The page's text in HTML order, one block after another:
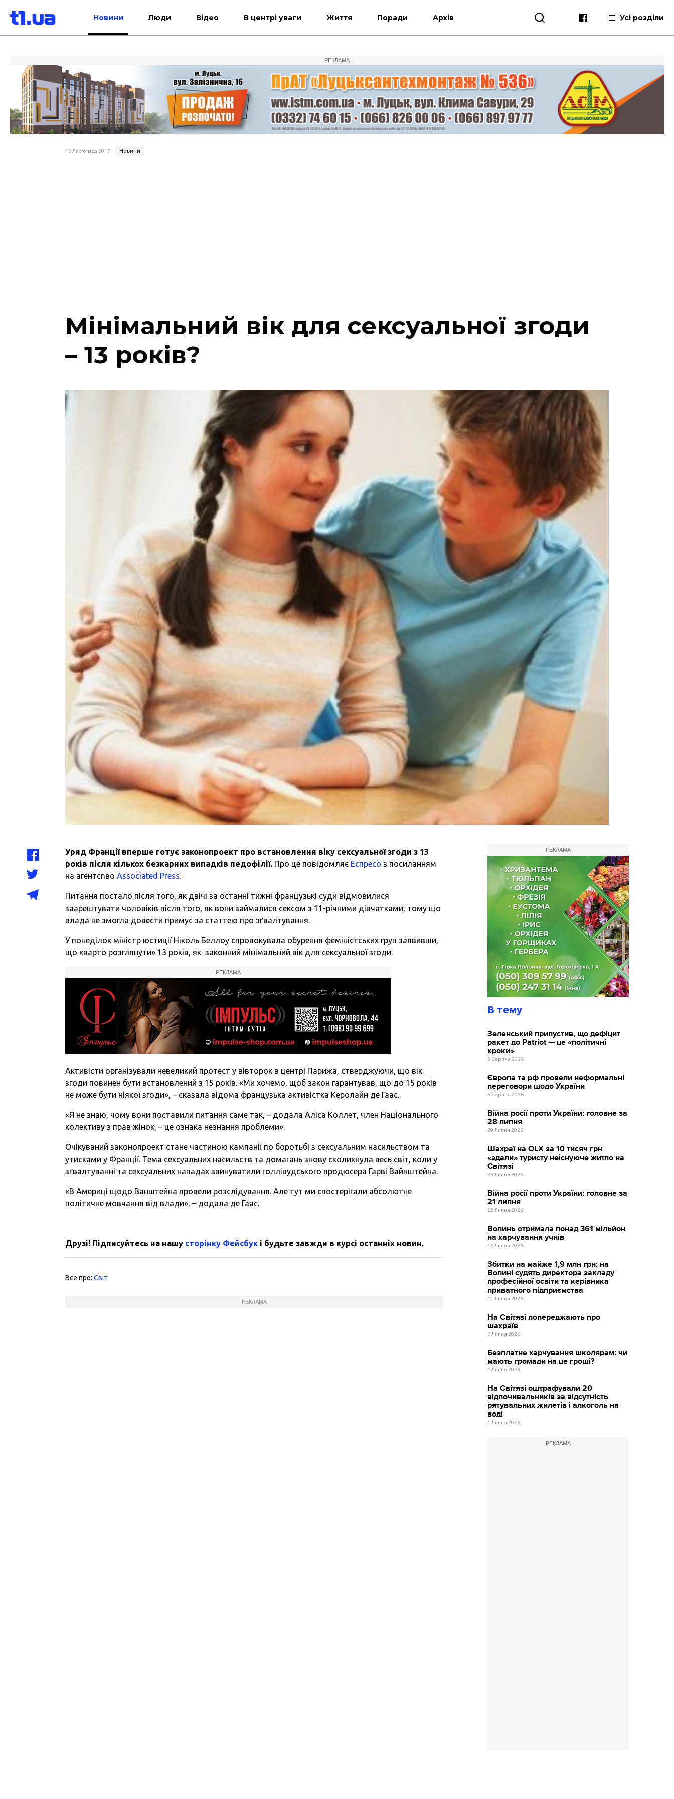
Новини Люди Відео В центрі уваги Життя Поради Архів Усі розділи
РЕКЛАМА
15 Листопада 2017 Новини
Мінімальний вік для сексуальної згоди
– 13 років?
Уряд Франції вперше готує законопроект про встановлення віку сексуальної згоди з 13
років після кількох безкарних випадків педофілії. Про це повідомляє Еспресоз посиланням
на агентсnво Associated Press.
Питання постало після того, як двічі за останні тижні французькі суди відмовилися
заарештувати чоловіків після того, як вони займалися сексом з 11-річними дівчатками, тому що
влада не змогла довести примус за статтею про зґвалтування.
У понеділок міністр юстиції Ніколь Беллоу спровокувала обурення феміністських груп заявивши,
що «варто розглянути» 13 років, як законний мінімальний вік для сексуальної згоди.
РЕКЛАМА
Активісти організували невеликий протест у вівторок в центрі Парижа, стверджуючи, що вік
згоди повинен бути встановлений з 15 років. «Ми хочемо, щоб закон гарантував, що до 15 років
не може бути ніякої згоди», – сказала відома французька активістка Керолайн де Гаас.
«Я не знаю, чому вони поставили питання саме так, – додала Аліса Коллет, член Національного
колективу з прав жінок, – це ознака незнання проблеми».
Очікуваний законопроект стане частиною кампанії по боротьбі з сексуальним насильством та
утисками у Франції. Тема сексуальних насильств та домагань знову сколихнула весь світ, коли у
зґвалтуванні та сексуальних нападах звинуватили голлівудського продюсера Гарві Вайнштейна.
«В Америці щодо Ванштейна провели розслідування. Але тут ми спостерігали абсолютне
політичне мовчання від влади», – додала де Гаас.
Друзі! Підписуйтесь на нашу сторінку Фейсбук і будьте завжди в курсі останніх новин.
Все про:Світ
РЕКЛАМА
РЕКЛАМА
В тему
Зеленський припустив, що дефіцит
ракет до Patriot — це «політичні
кроки»
5 Серпня 2026
Європа та рф провели неформальні
переговори щодо України
5 Серпня 2026
Війна росії проти України: головне за
28 липня
29 Липня 2026
Шахраї на OLX за 10 тисяч грн
«здали» туристу неіснуюче житло на
Світязі
23 Липня 2026
Війна росії проти України: головне за
21 липня
22 Липня 2026
Волинь отримала понад 361 мільйон
на харчування учнів
16 Липня 2026
Збитки на майже 1,9 млн грн: на
Волині судять директора закладу
професійної освіти та керівника
приватного підприємства
14 Липня 2026
На Світязі попереджають про
шахраїв
6 Липня 2026
Безплатне харчування школярам: чи
мають громади на це гроші?
1 Липня 2026
На Світязі оштрафували 20
відпочивальників за відсутність
рятувальних жилетів і алкоголь на
воді
1 Липня 2026
РЕКЛАМА